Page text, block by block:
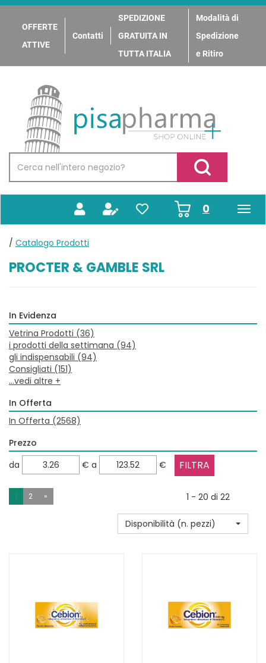
Passa
contenuto
principale
OFFERTE
ATTIVE
Contatti
SPEDIZIONE
GRATUITA IN
TUTTA ITALIA
Modalità di
Spedizione
e Ritiro
PisaPharma
Prodotto
Cerca Prodotto
0prodotti
inseriti
/ Catalogo Prodotti
PROCTER & GAMBLE SRL
In Evidenza
Vetrina Prodotti (36)
i prodotti della settimana (94)
gli indispensabili (94)
Consigliati (151)
...vedi altre +
In Offerta
In Offerta (2568)
Prezzo
filtra
da € filtra
a €
1 2 » 1 - 20 di 22
Disponibilità (n. pezzi)